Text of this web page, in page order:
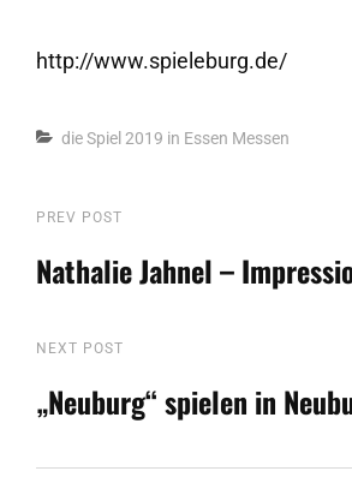
http://www.spieleburg.de/
Categories
die Spiel 2019 in Essen Messen
Beitragsnavigation
Previous
Post
PREV POST
Nathalie Jahnel –
Next
Post
NEXT POST
„Neuburg“ spielen in